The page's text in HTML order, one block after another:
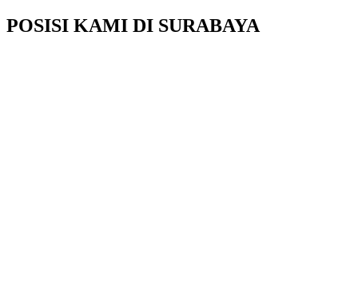
POSISI KAMI DI SURABAYA